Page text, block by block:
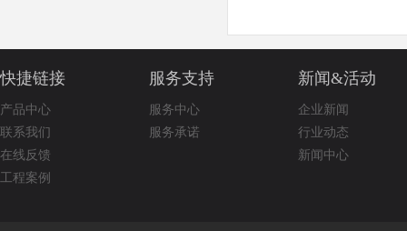
快捷链接
产品中心
联系我们
在线反馈
工程案例
服务支持
服务中心
服务承诺
新闻&活动
企业新闻
行业动态
新闻中心